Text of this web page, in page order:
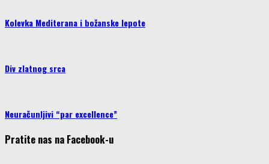
Kolevka Mediterana i božanske lepote
Div zlatnog srca
Neuračunljivi “par excellence”
Pratite nas na Facebook-u